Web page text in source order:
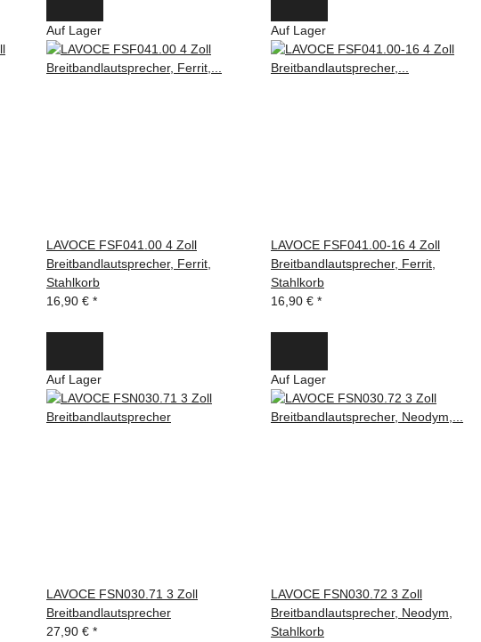
Auf Lager
LAVOCE FSF041.00 4 Zoll
Breitbandlautsprecher, Ferrit,
Stahlkorb
16,90 € *
Auf Lager
LAVOCE FSF041.00-16 4 Zoll
Breitbandlautsprecher, Ferrit,
Stahlkorb
16,90 € *
Auf Lager
LAVOCE FSN030.71 3 Zoll
Breitbandlautsprecher
27,90 € *
Auf Lager
LAVOCE FSN030.72 3 Zoll
Breitbandlautsprecher, Neodym,
Stahlkorb